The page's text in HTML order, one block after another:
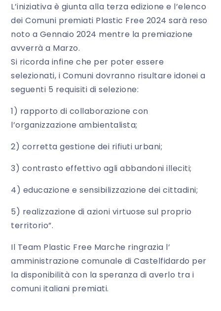
L’iniziativa è giunta alla terza edizione e l’elenco
dei Comuni premiati Plastic Free 2024 sarà reso
noto a Gennaio 2024 mentre la premiazione
avverrà a Marzo.
Si ricorda infine che per poter essere
selezionati, i Comuni dovranno risultare idonei a
seguenti 5 requisiti di selezione:
1) rapporto di collaborazione con
l’organizzazione ambientalista;
2) corretta gestione dei rifiuti urbani;
3) contrasto effettivo agli abbandoni illeciti;
4) educazione e sensibilizzazione dei cittadini;
5) realizzazione di azioni virtuose sul proprio
territorio”.
Il Team Plastic Free Marche ringrazia l’
amministrazione comunale di Castelfidardo per
la disponibilità con la speranza di averlo tra i
comuni italiani premiati.